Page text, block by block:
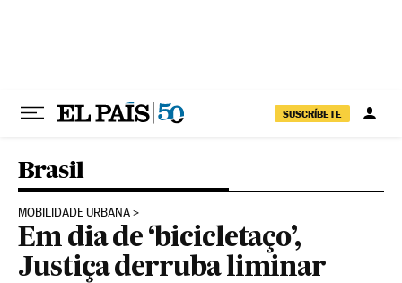
SUSCRÍBETE
Brasil
MOBILIDADE URBANA
Em dia de ‘bicicletaço’,
Justiça derruba liminar